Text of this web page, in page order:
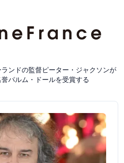
ンドの監督ピーター・ジャクソンが
パルム・ドールを受賞する